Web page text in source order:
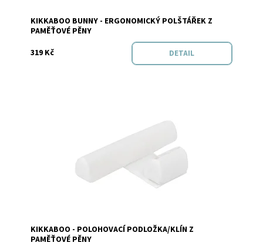
Značka: KikkaBoo
KIKKABOO BUNNY - ERGONOMICKÝ POLŠTÁŘEK Z
PAMĚŤOVÉ PĚNY
319 Kč
DETAIL
Skladem
Značka: KikkaBoo
KIKKABOO - POLOHOVACÍ PODLOŽKA/KLÍN Z
PAMĚŤOVÉ PĚNY